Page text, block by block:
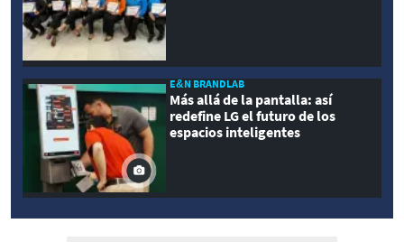
E&N BRANDLAB
Más allá de la pantalla: así
redefine LG el futuro de los
espacios inteligentes